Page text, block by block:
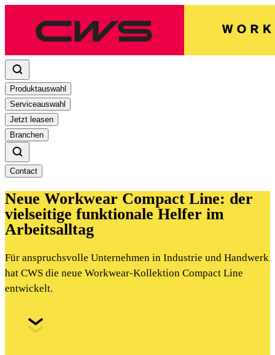
Produktauswahl
Serviceauswahl
Jetzt leasen
Branchen
Contact
Neue Workwear Compact Line: der
vielseitige funktionale Helfer im
Arbeitsalltag
Für anspruchsvolle Unternehmen in Industrie und Handwerk
hat CWS die neue Workwear-Kollektion Compact Line
entwickelt.